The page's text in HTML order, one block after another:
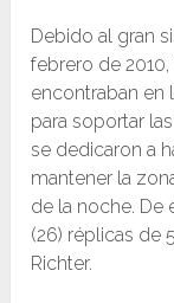
Debido al gran
febrero de
encontraban en
para soportar
se dedicaron a
mantener la
de la noche. De
(26) réplicas de
Richter.